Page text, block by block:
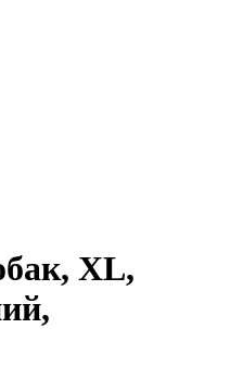
XL,